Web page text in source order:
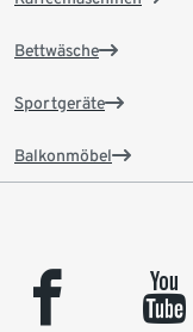
Bettwäsche
Sportgeräte
Balkonmöbel
facebook youtube